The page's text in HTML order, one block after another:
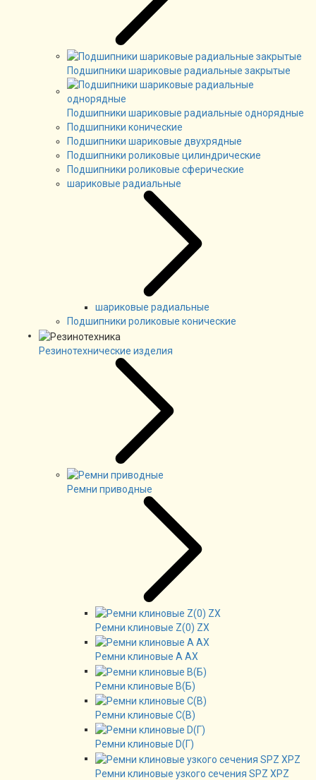
Подшипники шариковые радиальные закрытые
Подшипники шариковые радиальные однорядные
Подшипники конические
Подшипники шариковые двухрядные
Подшипники роликовые цилиндрические
Подшипники роликовые сферические
шариковые радиальные
шариковые радиальные
Подшипники роликовые конические
Резинотехнические изделия
Ремни приводные
Ремни клиновые Z(0) ZX
Ремни клиновые А AX
Ремни клиновые В(Б)
Ремни клиновые C(B)
Ремни клиновые D(Г)
Ремни клиновые узкого сечения SPZ XPZ